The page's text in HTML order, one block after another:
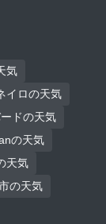
気
ロの天気
ドの天気
の天気
天気
の天気